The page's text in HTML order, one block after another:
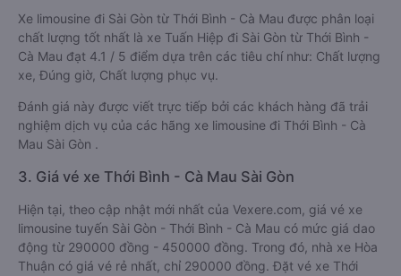
Xe limousine đi Sài Gòn từ Thới Bình - Cà Mau được phân loại
chất lượng tốt nhất là xe Tuấn Hiệp đi Sài Gòn từ Thới Bình -
Cà Mau đạt 4.1 / 5 điểm dựa trên các tiêu chí như: Chất lượng
xe, Đúng giờ, Chất lượng phục vụ.
Đánh giá này được viết trực tiếp bởi các khách hàng đã trải
nghiệm dịch vụ của các hãng xe limousine đi Thới Bình - Cà
Mau Sài Gòn .
3. Giá vé xe Thới Bình - Cà Mau Sài Gòn
Hiện tại, theo cập nhật mới nhất của Vexere.com, giá vé xe
limousine tuyến Sài Gòn - Thới Bình - Cà Mau có mức giá dao
động từ 290000 đồng - 450000 đồng. Trong đó, nhà xe Hòa
Thuận có giá vé rẻ nhất, chỉ 290000 đồng. Đặt vé xe Thới